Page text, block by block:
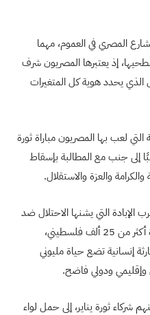
المصري في العموم، مهما
إذ يعتبرها المصريون شرف
الذي يحدد هوية كل المتغيرات
لعب بها المصريون مباراة ثورة
2011، فكانت جنبًا إلى جنب مع المطالبة بإسقاط
والعزة والاستقلال.
الإبادة التي يشنها الاحتلال ضد
قطاع غزة، تلك الحرب التي أودت بحياة أكثر من 25 ألف فلسطيني،
إنسانية تضع حياة مليوني
ودولي فاضح.
شركاء ثورة يناير، إلى حمل لواء